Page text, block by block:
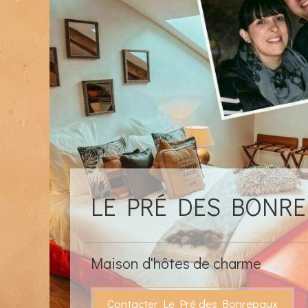
LE PRÉ DES
Maison d'hôtes de charme
Contacter Le Pré des Bonrepaux